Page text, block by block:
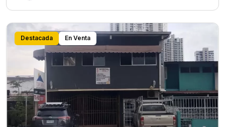
Destacada En Venta